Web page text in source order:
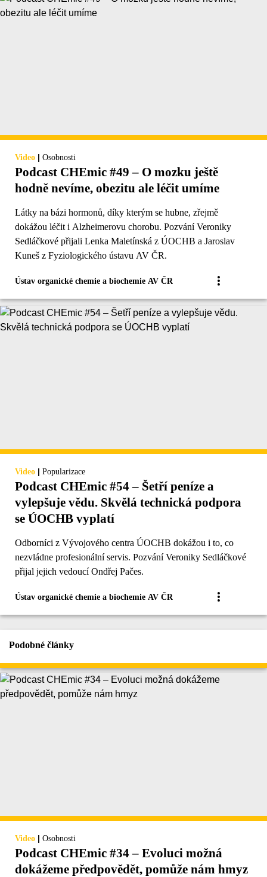
Video | Osobnosti
Podcast CHEmic #49 – O mozku ještě
hodně nevíme, obezitu ale léčit umíme
Látky na bázi hormonů, díky kterým se hubne, zřejmě
dokážou léčit i Alzheimerovu chorobu. Pozvání Veroniky
Sedláčkové přijali Lenka Maletínská z ÚOCHB a Jaroslav
Kuneš z Fyziologického ústavu AV ČR.
Ústav organické chemie a biochemie AV ČR
Video | Popularizace
Podcast CHEmic #54 – Šetří peníze a
vylepšuje vědu. Skvělá technická podpora
se ÚOCHB vyplatí
Odborníci z Vývojového centra ÚOCHB dokážou i to, co
nezvládne profesionální servis. Pozvání Veroniky Sedláčkové
přijal jejich vedoucí Ondřej Pačes.
Ústav organické chemie a biochemie AV ČR
Podobné články
Video | Osobnosti
Podcast CHEmic #34 – Evoluci možná
dokážeme předpovědět, pomůže nám hmyz